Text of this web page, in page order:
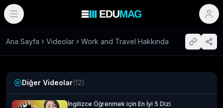
Ana Sayfa Videolar Work and Travel Hakkında
Diğer Videolar(12)
İngilizce Öğrenmek için En İyi 5 Dizi